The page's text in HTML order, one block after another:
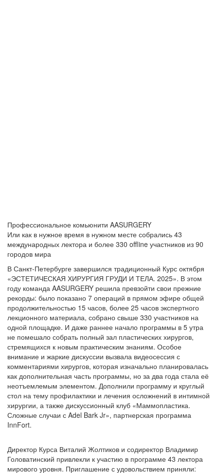
Профессиональное комьюнити AASURGERY
Или как в нужное время в нужном месте собрались 43
международных лектора и более 330 offline участников из 90
городов мира
В Санкт-Петербурге завершился традиционный Курс октября
«ЭСТЕТИЧЕСКАЯ ХИРУРГИЯ ГРУДИ И ТЕЛА. 2025». В этом
году команда AASURGERY решила превзойти свои прежние
рекорды: было показано 7 операций в прямом эфире общей
продолжительностью 15 часов, более 25 часов экспертного
лекционного материала, собрано свыше 330 участников на
одной площадке. И даже раннее начало программы в 5 утра
не помешало собрать полный зал пластических хирургов,
стремящихся к новым практическим знаниям. Особое
внимание и жаркие дискуссии вызвала видеосессия с
комментариями хирургов, которая изначально планировалась
как дополнительная часть программы, но за два года стала её
неотъемлемым элементом. Дополнили программу и круглый
стол на тему профилактики и лечения осложнений в интимной
хирургии, а также дискуссионный клуб «Маммопластика.
Сложные случаи с Adel Bark Jr», партнерская программа
InnFort.
Директор Курса Виталий Жолтиков и содиректор Владимир
Головатинский привлекли к участию в программе 43 лектора
мирового уровня. Приглашение с удовольствием приняли: